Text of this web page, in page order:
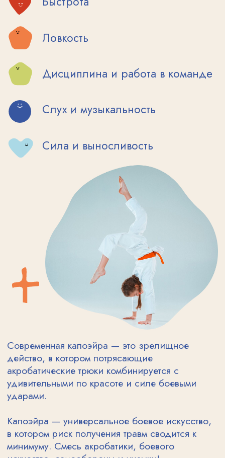
Современная капоэйра — это зрелищное
акробатические трюки комбинируется с
удивительными по красоте и силе боевыми
ударами.
Капоэйра — универсальное боевое искусство,
в котором риск получения травм сводится к
минимуму. Смесь акробатики, боевого
ПЛЮС КАПОЭЙРЫ
В ТОМ, ЧТО ВЕСЬ
ТРЕНИРОВОЧНЫЙ
ПРОЦЕСС СТРОИТСЯ
ВИГРОВОМ ФОРМАТЕ